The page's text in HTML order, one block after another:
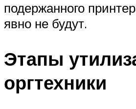
подержанного
явно не будут.
Этапы
оргтехники